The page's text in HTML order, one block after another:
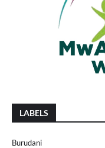
LABELS
Burudani